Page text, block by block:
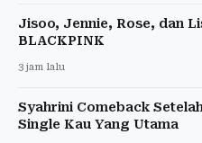
Jisoo, Jennie, Rose, dan
BLACKPINK
3 jam lalu
Syahrini Comeback
Single Kau Yang Utama